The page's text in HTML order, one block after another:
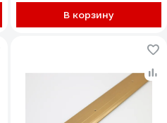
В корзину